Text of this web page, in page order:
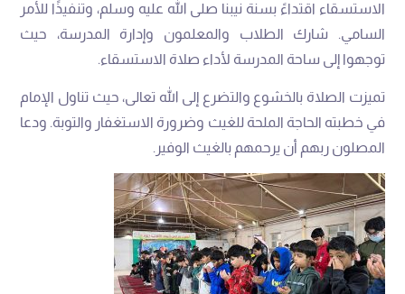
الاستسقاء اقتداءً بسنة نيبنا صلى الله عليه وسلم، وتنفيذًا للأمر
السامي. شارك الطلاب والمعلمون وإدارة المدرسة، حيث
توجهوا إلى ساحة المدرسة لأداء صلاة الاستسقاء.
تميزت الصلاة بالخشوع والتضرع إلى الله تعالى، حيث تناول الإمام
في خطبته الحاجة الملحة للغيث وضرورة الاستغفار والتوبة. ودعا
المصلون ربهم أن يرحمهم بالغيث الوفير.